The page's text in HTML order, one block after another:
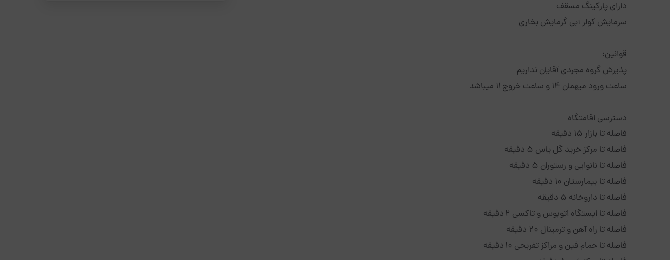
دارای پارکینگ مسقف
سرمایش کولر آبی گرمایش بخاری
قوانین:
پذیرش گروه مجردی آقایان نداریم
ساعت ورود میهمان 14 و ساعت خروج 11 میباشد
دسترسی اقامتگاه
فاصله تا بازار 15 دقیقه
فاصله تا مرکز خرید گل یاس 5 دقیقه
فاصله تا نانوایی و رستوران 5 دقیقه
فاصله تا بیمارستان 10 دقیقه
فاصله تا داروخانه 5 دقیقه
فاصله تا ایستگاه اتوبوس و تاکسی 2 دقیقه
فاصله تا راه آهن و ترمینال 20 دقیقه
فاصله تا حمام فین و مراکز تفریحی 10 دقیقه